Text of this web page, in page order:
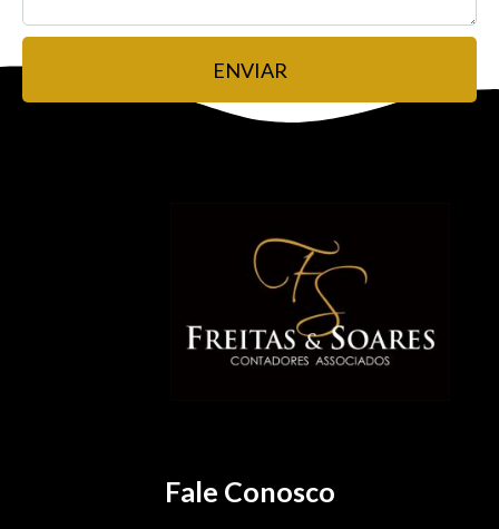
ENVIAR
Fale Conosco